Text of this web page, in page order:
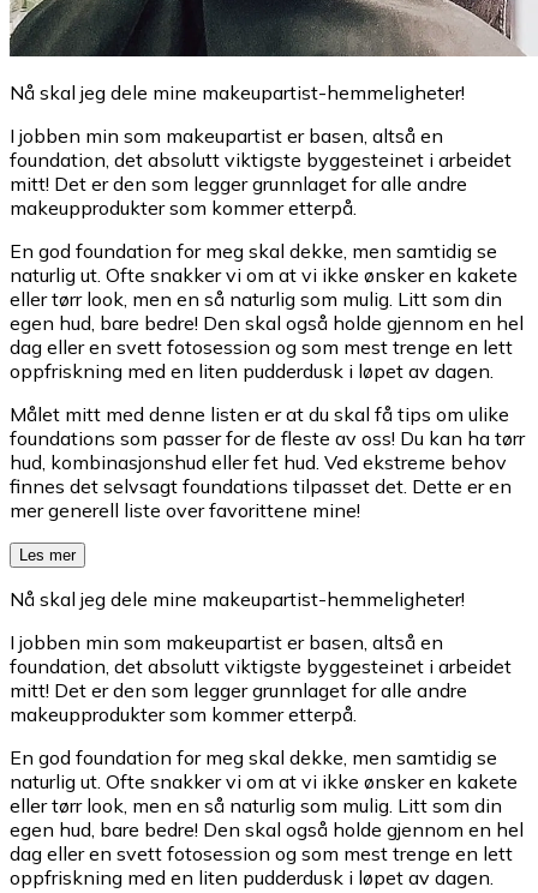
Nå skal jeg dele mine makeupartist-hemmeligheter!
I jobben min som makeupartist er basen, altså en
foundation, det absolutt viktigste byggesteinet i arbeidet
mitt! Det er den som legger grunnlaget for alle andre
makeupprodukter som kommer etterpå.
En god foundation for meg skal dekke, men samtidig se
naturlig ut. Ofte snakker vi om at vi ikke ønsker en kakete
eller tørr look, men en så naturlig som mulig. Litt som din
egen hud, bare bedre! Den skal også holde gjennom en hel
dag eller en svett fotosession og som mest trenge en lett
oppfriskning med en liten pudderdusk i løpet av dagen.
Målet mitt med denne listen er at du skal få tips om ulike
foundations som passer for de fleste av oss! Du kan ha tørr
hud, kombinasjonshud eller fet hud. Ved ekstreme behov
finnes det selvsagt foundations tilpasset det. Dette er en
mer generell liste over favorittene mine!
Les mer
Nå skal jeg dele mine makeupartist-hemmeligheter!
I jobben min som makeupartist er basen, altså en
foundation, det absolutt viktigste byggesteinet i arbeidet
mitt! Det er den som legger grunnlaget for alle andre
makeupprodukter som kommer etterpå.
En god foundation for meg skal dekke, men samtidig se
naturlig ut. Ofte snakker vi om at vi ikke ønsker en kakete
eller tørr look, men en så naturlig som mulig. Litt som din
egen hud, bare bedre! Den skal også holde gjennom en hel
dag eller en svett fotosession og som mest trenge en lett
oppfriskning med en liten pudderdusk i løpet av dagen.